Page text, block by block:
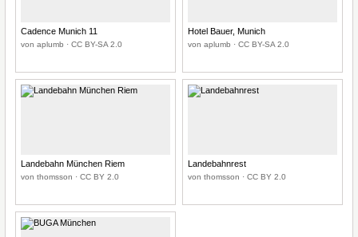
Cadence Munich 11
von aplumb · CC BY-SA 2.0
Hotel Bauer, Munich
von aplumb · CC BY-SA 2.0
Landebahn München Riem
von thomsson · CC BY 2.0
Landebahnrest
von thomsson · CC BY 2.0